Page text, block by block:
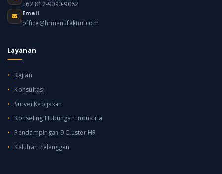
+62 812-9090-9062
Email
office@hrmanufaktur.com
Layanan
Kajian
Konsultasi
Survei Kebijakan
Konseling Hubungan Industrial
Pendampingan 9 Cluster HR
Keluhan Pelanggan